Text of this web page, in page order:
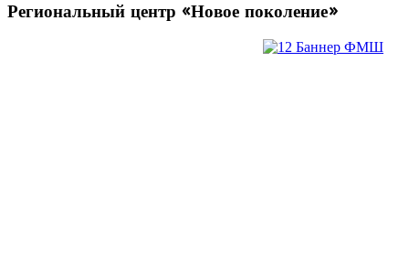
Региональный центр «Новое поколение»